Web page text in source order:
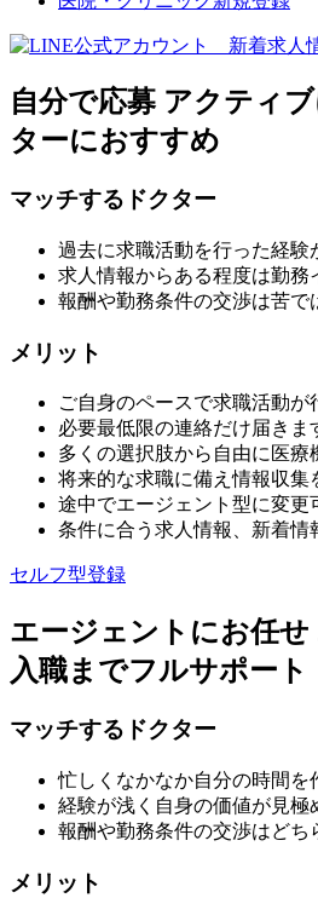
自分で応募 アクティ
ターにおすすめ
マッチするドクター
過去に求職活動を行った経験
求人情報からある程度は勤務
報酬や勤務条件の交渉は苦で
メリット
ご自身のペースで求職活動が
必要最低限の連絡だけ届きま
多くの選択肢から自由に医療
将来的な求職に備え情報収集
途中でエージェント型に変更
条件に合う求人情報、新着情
セルフ型登録
エージェントにお任せ
入職までフルサポート
マッチするドクター
忙しくなかなか自分の時間を
経験が浅く自身の価値が見極
報酬や勤務条件の交渉はどち
メリット